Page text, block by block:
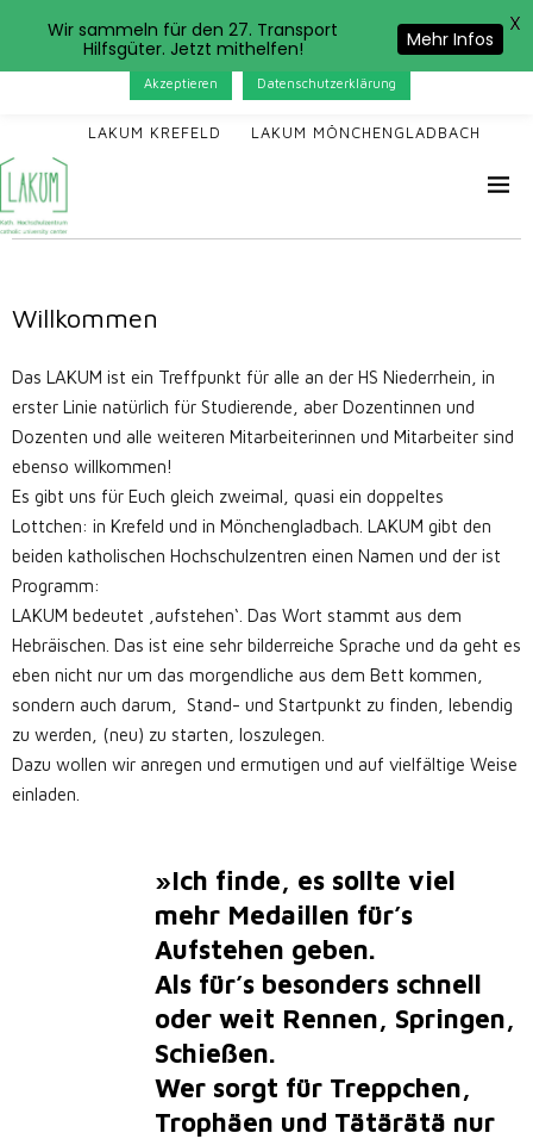
LAKUM KREFELD LAKUM MÖNCHENGLADBACH
Willkommen
Das LAKUM ist ein Treffpunkt für alle an der HS Niederrhein, in
erster Linie natürlich für Studierende, aber Dozentinnen und
Dozenten und alle weiteren Mitarbeiterinnen und Mitarbeiter sind
ebenso willkommen!
Es gibt uns für Euch gleich zweimal, quasi ein doppeltes
Lottchen: in Krefeld und in Mönchengladbach. LAKUM gibt den
beiden katholischen Hochschulzentren einen Namen und der ist
Programm:
LAKUM bedeutet ‚aufstehen‘. Das Wort stammt aus dem
Hebräischen. Das ist eine sehr bilderreiche Sprache und da geht es
eben nicht nur um das morgendliche aus dem Bett kommen,
sondern auch darum, Stand- und Startpunkt zu finden, lebendig
zu werden, (neu) zu starten, loszulegen.
Dazu wollen wir anregen und ermutigen und auf vielfältige Weise
einladen.
»Ich finde, es sollte viel
mehr Medaillen für’s
Aufstehen geben.
Als für’s besonders schnell
oder weit Rennen, Springen,
Schießen.
Wer sorgt für Treppchen,
Trophäen und Tätärätä nur
Das LAKUM verwendet Cookies. Wenn Sie auf der Seite
weitersurfen, stimmen Sie der Cookie-Nutzung zu.
Akzeptieren Datenschutzerklärung
Wir sammeln für den 27. Transport
Hilfsgüter. Jetzt mithelfen!
Mehr Infos
X